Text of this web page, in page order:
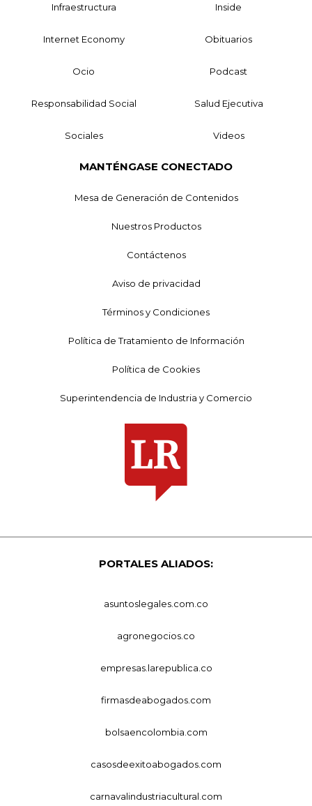
Infraestructura Inside
Internet Economy Obituarios
Ocio Podcast
Responsabilidad Social Salud Ejecutiva
Sociales Videos
MANTÉNGASE CONECTADO
Mesa de Generación de Contenidos
Nuestros Productos
Contáctenos
Aviso de privacidad
Términos y Condiciones
Política de Tratamiento de Información
Política de Cookies
Superintendencia de Industria y Comercio
PORTALES ALIADOS:
asuntoslegales.com.co
agronegocios.co
empresas.larepublica.co
firmasdeabogados.com
bolsaencolombia.com
casosdeexitoabogados.com
carnavalindustriacultural.com